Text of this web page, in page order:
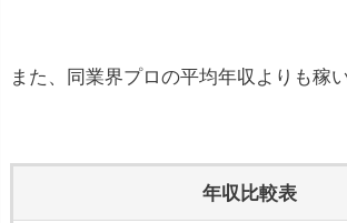
また、同業界プロの平均年収よりも稼
年収比較表